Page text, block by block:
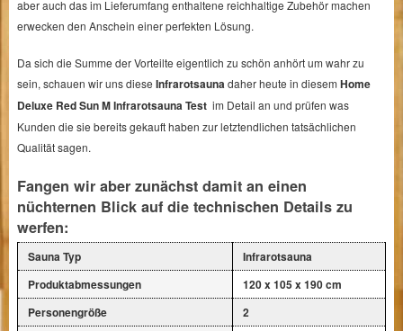
aber auch das im Lieferumfang enthaltene reichhaltige Zubehör machen
erwecken den Anschein einer perfekten Lösung.
Da sich die Summe der Vorteilte eigentlich zu schön anhört um wahr zu
sein, schauen wir uns diese Infrarotsauna daher heute in diesem Home
Deluxe Red Sun M Infrarotsauna Test im Detail an und prüfen was
Kunden die sie bereits gekauft haben zur letztendlichen tatsächlichen
Qualität sagen.
Fangen wir aber zunächst damit an einen
nüchternen Blick auf die technischen Details zu
werfen:
Sauna Typ
Infrarotsauna
Produktabmessungen
120 x 105 x 190 cm
Personengröße
2